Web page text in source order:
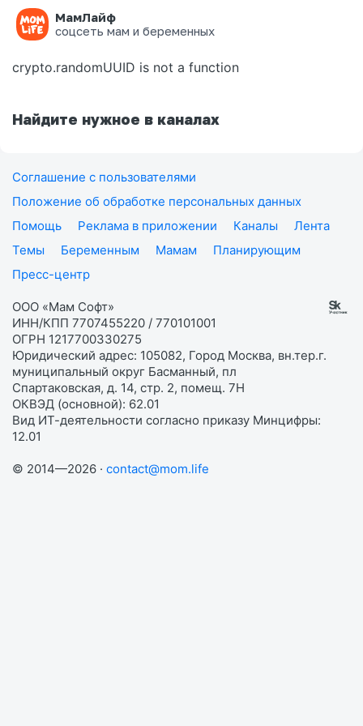
МамЛайф
соцсеть мам и беременных
Ошибка на странице
crypto.randomUUID is not a function
Найдите нужное в каналах
Соглашение с пользователями
Положение об обработке персональных данных
Помощь
Реклама в приложении Каналы
Лента
Темы
Беременным Мамам
Планирующим
Пресс-центр
ООО «Мам Софт»
ИНН/КПП 7707455220 / 770101001
ОГРН 1217700330275
Юридический адрес: 105082, Город Москва, вн.тер.г.
муниципальный округ Басманный, пл
Спартаковская, д. 14, стр. 2, помещ. 7Н
ОКВЭД (основной): 62.01
Вид ИТ-деятельности согласно приказу Минцифры:
12.01
© 2014—2026 · contact@mom.life